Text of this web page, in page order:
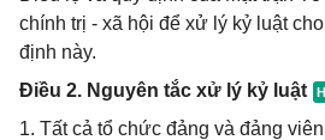
chính trị - xã hội để xử lý kỷ luật
định này.
Điều 2. Nguyên tắc xử lý kỷ luật
1. Tất cả tổ chức đảng và đảng